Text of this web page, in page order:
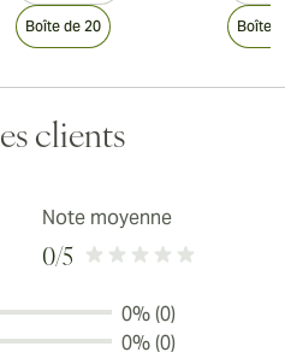
Boîte de 20 Boîte
clients
Note moyenne
0/5
0% (0)
0% (0)